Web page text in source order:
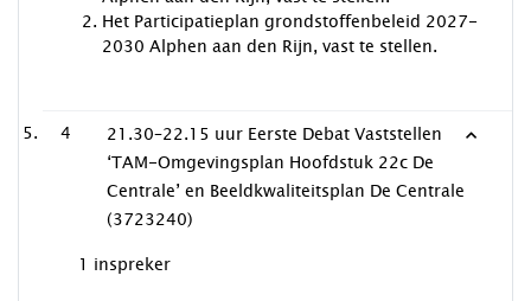
Het Participatieplan grondstoffenbeleid 2027-
2030 Alphen aan den Rijn, vast te stellen.
4
21.30–22.15 uur Eerste Debat Vaststellen
‘TAM-Omgevingsplan Hoofdstuk 22c De
Centrale’ en Beeldkwaliteitsplan De Centrale
(3723240)
1 inspreker